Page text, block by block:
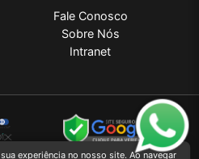
Fale Conosco
Sobre Nós
Intranet
experiência no nosso site. Ao navegar